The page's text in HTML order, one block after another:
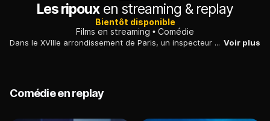
Les ripouxen streaming & replay
Bientôt disponible
Films en streaming
Comédie
Dans le XVIIIe arrondissement de Paris, un inspecteur de police expérimenté et corrompu initie, contre son gré, son jeune adjoint à ses petites combines. Voir plus
Comédie en replay